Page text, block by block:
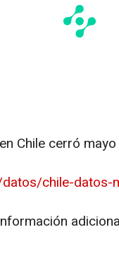
Chile cerró mayo
chile-datos-